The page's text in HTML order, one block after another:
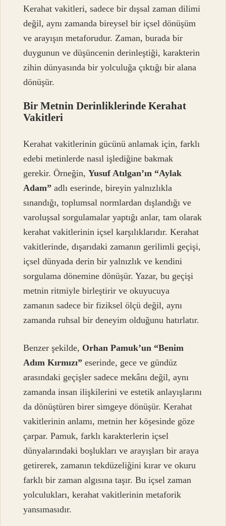
Kerahat vakitleri, sadece bir dışsal zaman dilimi
değil, aynı zamanda bireysel bir içsel dönüşüm
ve arayışın metaforudur. Zaman, burada bir
duygunun ve düşüncenin derinleştiği, karakterin
zihin dünyasında bir yolculuğa çıktığı bir alana
dönüşür.
Bir Metnin Derinliklerinde Kerahat
Vakitleri
Kerahat vakitlerinin gücünü anlamak için, farklı
edebi metinlerde nasıl işlediğine bakmak
gerekir. Örneğin,Yusuf Atılgan’ın “Aylak
Adam” adlı eserinde, bireyin yalnızlıkla
sınandığı, toplumsal normlardan dışlandığı ve
varoluşsal sorgulamalar yaptığı anlar, tam olarak
kerahat vakitlerinin içsel karşılıklarıdır. Kerahat
vakitlerinde, dışarıdaki zamanın gerilimli geçişi,
içsel dünyada derin bir yalnızlık ve kendini
sorgulama dönemine dönüşür. Yazar, bu geçişi
metnin ritmiyle birleştirir ve okuyucuya
zamanın sadece bir fiziksel ölçü değil, aynı
zamanda ruhsal bir deneyim olduğunu hatırlatır.
Benzer şekilde, Orhan Pamuk’un “Benim
Adım Kırmızı” eserinde, gece ve gündüz
arasındaki geçişler sadece mekânı değil, aynı
zamanda insan ilişkilerini ve estetik anlayışlarını
da dönüştüren birer simgeye dönüşür. Kerahat
vakitlerinin anlamı, metnin her köşesinde göze
çarpar. Pamuk, farklı karakterlerin içsel
dünyalarındaki boşlukları ve arayışları bir araya
getirerek, zamanın tekdüzeliğini kırar ve okuru
farklı bir zaman algısına taşır. Bu içsel zaman
yolculukları, kerahat vakitlerinin metaforik
yansımasıdır.